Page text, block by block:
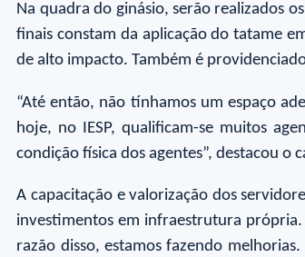
Na quadra do ginásio, serão realizados
finais constam da aplicação do tatame
de alto impacto. Também é
“Até então, não tínhamos um espaço
hoje, no IESP, qualificam-se muitos
condição física dos agentes”, destacou o
A capacitação e valorização dos
investimentos em infraestrutura própria.
razão disso, estamos fazendo